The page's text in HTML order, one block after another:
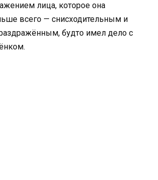
лица, которое она
всего — снисходительным и
будто имел дело с